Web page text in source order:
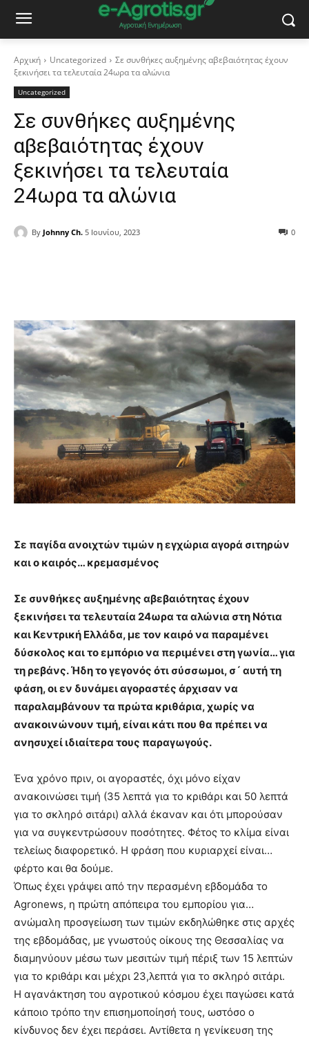
Αρχική Uncategorized
Σε συνθήκες αυξημένης αβεβαιότητας έχουν
ξεκινήσει τα τελευταία 24ωρα τα αλώνια
Uncategorized
Σε συνθήκες αυξημένης
αβεβαιότητας έχουν
ξεκινήσει τα τελευταία
24ωρα τα αλώνια
By Johnny Ch. 5 Ιουνίου, 2023 0
Σε παγίδα ανοιχτών τιμών η εγχώρια αγορά σιτηρών
και ο καιρός… κρεμασμένος
Σε συνθήκες αυξημένης αβεβαιότητας έχουν
ξεκινήσει τα τελευταία 24ωρα τα αλώνια στη Νότια
και Κεντρική Ελλάδα, με τον καιρό να παραμένει
δύσκολος και το εμπόριο να περιμένει στη γωνία… για
τη ρεβάνς. Ήδη το γεγονός ότι σύσσωμοι, σ´ αυτή τη
φάση, οι εν δυνάμει αγοραστές άρχισαν να
παραλαμβάνουν τα πρώτα κριθάρια, χωρίς να
ανακοινώνουν τιμή, είναι κάτι που θα πρέπει να
ανησυχεί ιδιαίτερα τους παραγωγούς.
Ένα χρόνο πριν, οι αγοραστές, όχι μόνο είχαν
ανακοινώσει τιμή (35 λεπτά για το κριθάρι και 50 λεπτά
για το σκληρό σιτάρι) αλλά έκαναν και ότι μπορούσαν
για να συγκεντρώσουν ποσότητες. Φέτος το κλίμα είναι
τελείως διαφορετικό. Η φράση που κυριαρχεί είναι…
φέρτο και θα δούμε.
Όπως έχει γράψει από την περασμένη εβδομάδα το
Agronews, η πρώτη απόπειρα του εμπορίου για…
ανώμαλη προσγείωση των τιμών εκδηλώθηκε στις αρχές
της εβδομάδας, με γνωστούς οίκους της Θεσσαλίας να
διαμηνύουν μέσω των μεσιτών τιμή πέριξ των 15 λεπτών
για το κριθάρι και μέχρι 23,λεπτά για το σκληρό σιτάρι.
Η αγανάκτηση του αγροτικού κόσμου έχει παγώσει κατά
κάποιο τρόπο την επισημοποίησή τους, ωστόσο ο
κίνδυνος δεν έχει περάσει. Αντίθετα η γενίκευση της